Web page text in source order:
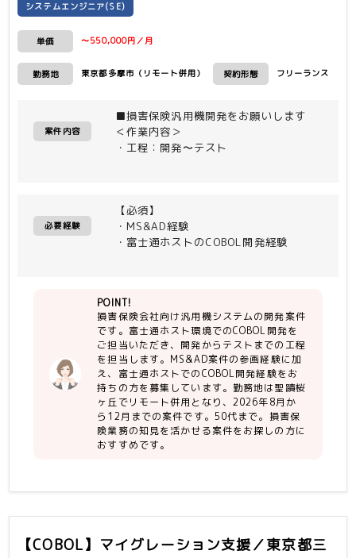
システムエンジニア(SE)
単価 〜550,000円／月
勤務地 東京都多摩市（リモート併用） 契約形態 フリーランス
案件内容
■損害保険汎用機開発をお願いします
＜作業内容＞
・工程：開発〜テスト
必要経験
【必須】
・MS&AD経験
・富士通ホストのCOBOL開発経験
POINT!
損害保険会社向け汎用機システムの開発案件
です。富士通ホスト環境でのCOBOL開発を
ご担当いただき、開発からテストまでの工程
を担当します。MS&AD案件の参画経験に加
え、富士通ホストでのCOBOL開発経験をお
持ちの方を募集しています。勤務地は聖蹟桜
ヶ丘でリモート併用となり、2026年8月か
ら12月までの案件です。50代まで。損害保
険業務の知見を活かせる案件をお探しの方に
おすすめです。
【COBOL】マイグレーション支援／東京都三